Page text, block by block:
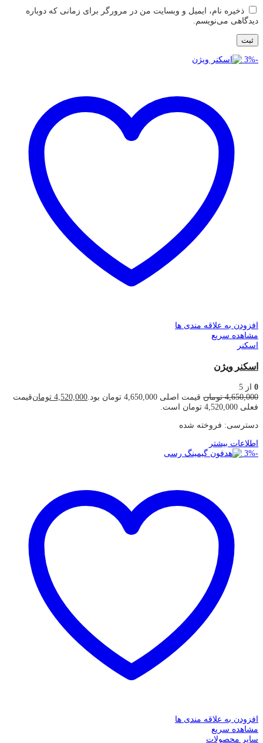
ذخیره نام، ایمیل و وبسایت من در مرورگر برای زمانی که دوباره
دیدگاهی می‌نویسم.
-
3%
افزودن به علاقه مندی ها
مشاهده سریع
اسکنر
اسکنر ویژن
0 از 5
4,650,000 تومان قیمت اصلی 4,650,000 تومان بود. 4,520,000 تومانقیمت
فعلی 4,520,000 تومان است.
دسترسی: فروخته شده
اطلاعات بیشتر
-
3%
افزودن به علاقه مندی ها
مشاهده سریع
سایر محصولات